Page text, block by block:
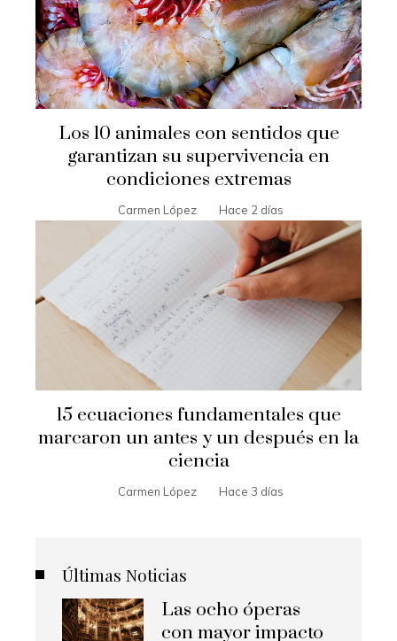
Los 10 animales con sentidos que
garantizan su supervivencia en
condiciones extremas
Carmen López Hace 2 días
15 ecuaciones fundamentales que
marcaron un antes y un después en la
ciencia
Carmen López Hace 3 días
Últimas Noticias
Las ocho óperas
con mayor impacto